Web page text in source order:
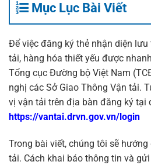
Mục Lục Bài Viết
Để việc đăng ký thẻ nhận diện lưu
tải, hàng hóa thiết yếu được
Tổng cục Đường bộ Việt Nam
nghị các Sở Giao Thông Vận tải.
vị vận tải trên địa bàn đăng ký tại
https://vantai.drvn.gov.vn/login
Trong bài viết, chúng tôi sẽ
tải. Cách khai báo thông tin và